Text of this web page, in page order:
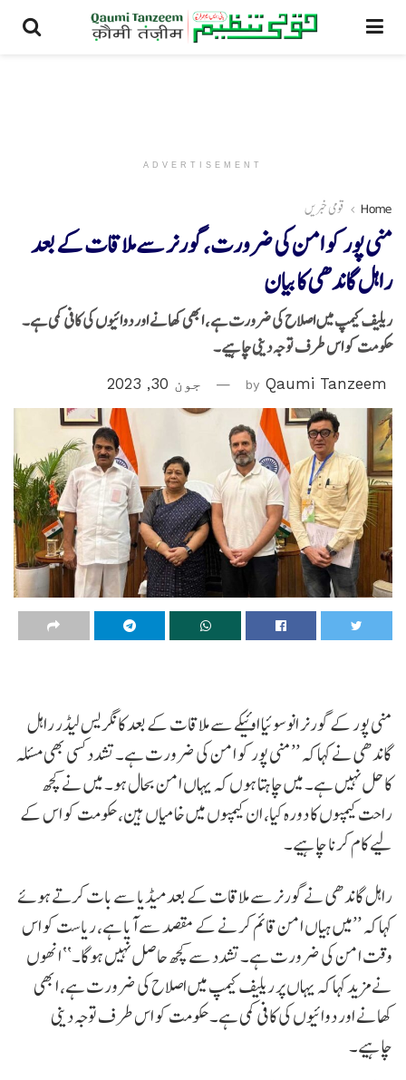
ADVERTISEMENT
Home قومی خبریں
منی پور کو امن کی ضرورت، گورنر سے ملاقات کے بعد
راہل گاندھی کا بیان
ریلیف کیمپ میں اصلاح کی ضرورت ہے، ابھی کھانے اور دوائیوں کی کافی کمی ہے۔
حکومت کو اس طرف توجہ دینی چاہیے۔
by Qaumi Tanzeem جون 30, 2023
منی پور کے گورنر انوسوئیا اوئیکے سے ملاقات کے بعد کانگریس لیڈر راہل
گاندھی نے کہا کہ ’’منی پور کو امن کی ضرورت ہے۔ تشدد کسی بھی مسئلہ
کا حل نہیں ہے۔ میں چاہتا ہوں کہ یہاں امن بحال ہو۔ میں نے کچھ
راحت کیمپوں کا دورہ کیا، ان کیمپوں میں خامیاں ہین، حکومت کو اس کے
لیے کام کرنا چاہیے۔
راہل گاندھی نے گورنر سے ملاقات کے بعد میڈیا سے بات کرتے ہوئے
کہا کہ ’’میں ہیاں امن قائم کرنے کے مقصد سے آیا ہے، ریاست کو اس
وقت امن کی ضرورت ہے۔ تشدد سے کچھ حاصل نہیں ہوگا۔‘‘ انھوں
نے مزید کہا کہ یہاں پر ریلیف کیمپ میں اصلاح کی ضرورت ہے، ابھی
کھانے اور دوائیوں کی کافی کمی ہے۔ حکومت کو اس طرف توجہ دینی
چاہیے۔